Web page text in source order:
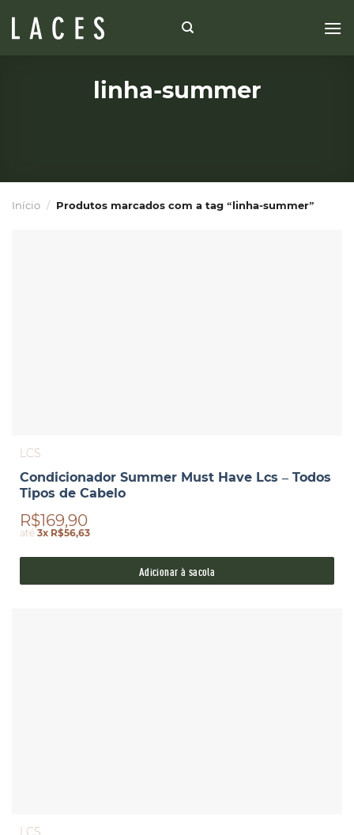
linha-summer
Início / Produtos marcados com a tag “linha-summer”
LCS
Condicionador Summer Must Have Lcs – Todos
Tipos de Cabelo
R$169,90
até3x R$56,63
Adicionar à sacola
LCS